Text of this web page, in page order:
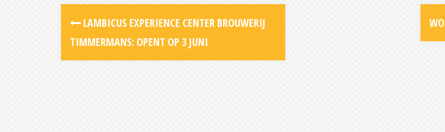
Post
navigation
LAMBICUS EXPERIENCE CENTER BROUWERIJ
TIMMERMANS: OPENT OP 3 JUNI